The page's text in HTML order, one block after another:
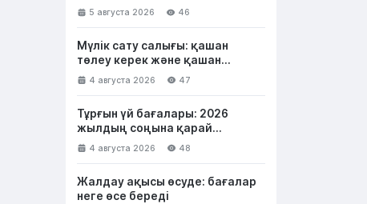
5 августа 2026 46
Мүлік сату салығы: қашан
төлеу керек және қашан
төленбейді
4 августа 2026 47
Тұрғын үй бағалары: 2026
жылдың соңына қарай
қазақстандықтар не күте
алады
4 августа 2026 48
Жалдау ақысы өсуде: бағалар
неге өсе береді